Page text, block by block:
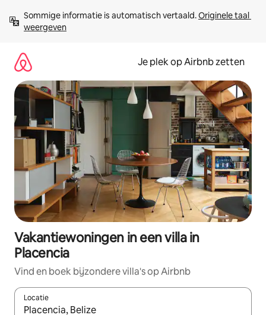
direct
naar
Sommige informatie is automatisch vertaald. Originele taal
weergeven
Je plek op Airbnb zetten
Vakantiewoningen in een villa in
Placencia
Vind en boek bijzondere villa's op Airbnb
Locatie
Wanneer er resultaten beschikbaar zijn, maak je een keuze